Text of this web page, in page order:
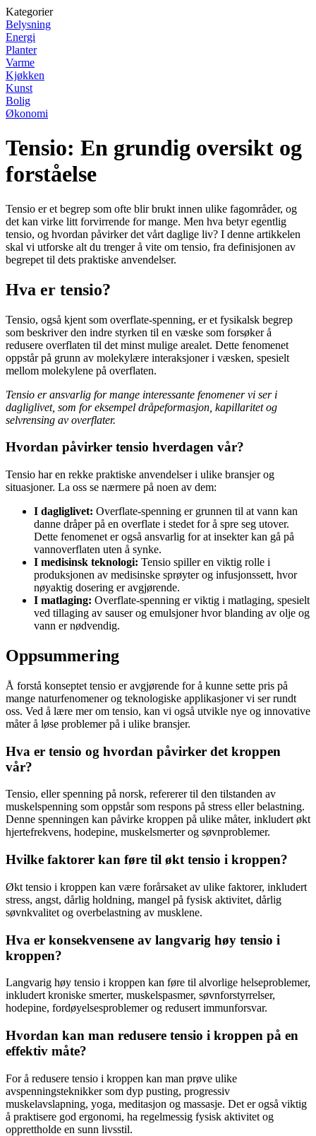
Kategorier
Belysning
Energi
Planter
Varme
Kjøkken
Kunst
Bolig
Økonomi
Tensio: En grundig oversikt og
forståelse
Tensio er et begrep som ofte blir brukt innen ulike fagområder, og
det kan virke litt forvirrende for mange. Men hva betyr egentlig
tensio, og hvordan påvirker det vårt daglige liv? I denne artikkelen
skal vi utforske alt du trenger å vite om tensio, fra definisjonen av
begrepet til dets praktiske anvendelser.
Hva er tensio?
Tensio, også kjent som overflate-spenning, er et fysikalsk begrep
som beskriver den indre styrken til en væske som forsøker å
redusere overflaten til det minst mulige arealet. Dette fenomenet
oppstår på grunn av molekylære interaksjoner i væsken, spesielt
mellom molekylene på overflaten.
Tensio er ansvarlig for mange interessante fenomener vi ser i
dagliglivet, som for eksempel dråpeformasjon, kapillaritet og
selvrensing av overflater.
Hvordan påvirker tensio hverdagen vår?
Tensio har en rekke praktiske anvendelser i ulike bransjer og
situasjoner. La oss se nærmere på noen av dem:
I dagliglivet: Overflate-spenning er grunnen til at vann kan
danne dråper på en overflate i stedet for å spre seg utover.
Dette fenomenet er også ansvarlig for at insekter kan gå på
vannoverflaten uten å synke.
I medisinsk teknologi: Tensio spiller en viktig rolle i
produksjonen av medisinske sprøyter og infusjonssett, hvor
nøyaktig dosering er avgjørende.
I matlaging: Overflate-spenning er viktig i matlaging, spesielt
ved tillaging av sauser og emulsjoner hvor blanding av olje og
vann er nødvendig.
Oppsummering
Å forstå konseptet tensio er avgjørende for å kunne sette pris på
mange naturfenomener og teknologiske applikasjoner vi ser rundt
oss. Ved å lære mer om tensio, kan vi også utvikle nye og innovative
måter å løse problemer på i ulike bransjer.
Hva er tensio og hvordan påvirker det kroppen
vår?
Tensio, eller spenning på norsk, refererer til den tilstanden av
muskelspenning som oppstår som respons på stress eller belastning.
Denne spenningen kan påvirke kroppen på ulike måter, inkludert økt
hjertefrekvens, hodepine, muskelsmerter og søvnproblemer.
Hvilke faktorer kan føre til økt tensio i kroppen?
Økt tensio i kroppen kan være forårsaket av ulike faktorer, inkludert
stress, angst, dårlig holdning, mangel på fysisk aktivitet, dårlig
søvnkvalitet og overbelastning av musklene.
Hva er konsekvensene av langvarig høy tensio i
kroppen?
Langvarig høy tensio i kroppen kan føre til alvorlige helseproblemer,
inkludert kroniske smerter, muskelspasmer, søvnforstyrrelser,
hodepine, fordøyelsesproblemer og redusert immunforsvar.
Hvordan kan man redusere tensio i kroppen på en
effektiv måte?
For å redusere tensio i kroppen kan man prøve ulike
avspenningsteknikker som dyp pusting, progressiv
muskelavslapning, yoga, meditasjon og massasje. Det er også viktig
å praktisere god ergonomi, ha regelmessig fysisk aktivitet og
opprettholde en sunn livsstil.